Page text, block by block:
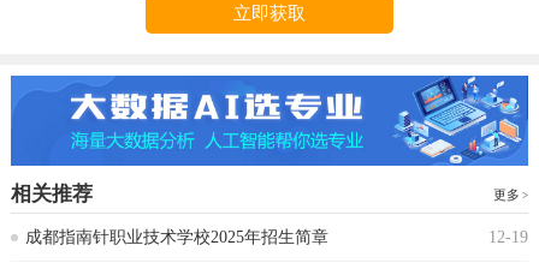
立即获取
相关推荐 更多
成都指南针职业技术学校2025年招生简章 12-19